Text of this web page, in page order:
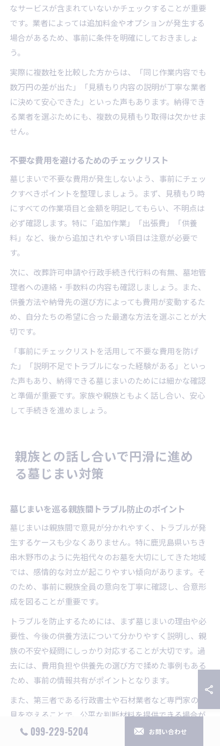
なサービスが含まれていないかチェックすることが重要
です。業者によっては追加料金やオプションが発生する
場合があるため、事前に条件を明確にしておきましょ
う。
実際に複数社を比較した方からは、「同じ作業内容でも
数万円の差が出た」「見積もり内容の説明が丁寧な業者
に決めて安心できた」といった声もあります。納得でき
る業者を選ぶためにも、複数の見積もり取得は欠かせま
せん。
不要な費用を避けるためのチェックリスト
墓じまいで不要な費用が発生しないよう、事前にチェッ
クすべきポイントを整理しましょう。まず、見積もり時
にすべての作業項目と金額を明記してもらい、不明点は
必ず確認します。特に「追加作業」「出張費」「供養
料」など、後から追加されやすい項目は注意が必要で
す。
次に、改葬許可申請や行政手続き代行料の有無、墓地管
理者への連絡・手数料の内容も確認しましょう。また、
供養方法や納骨先の選び方によっても費用が変動するた
め、自分たちの希望に合った最適な方法を選ぶことが大
切です。
「事前にチェックリストを活用して不要な費用を防げ
た」「説明不足でトラブルになった経験がある」といっ
た声もあり、納得できる墓じまいのためには細かな確認
と準備が重要です。家族や親族ともよく話し合い、安心
して手続きを進めましょう。
親族との話し合いで円滑に進め
る墓じまい対策
墓じまいを巡る親族間トラブル防止のポイント
墓じまいは親族間で意見が分かれやすく、トラブルが発
生するケースも少なくありません。特に鹿児島県いちき
串木野市のように先祖代々のお墓を大切にしてきた地域
では、感情的な対立が起こりやすい傾向があります。そ
のため、事前に親族全員の意向を丁寧に確認し、合意形
成を図ることが重要です。
トラブルを防止するためには、まず墓じまいの理由や必
要性、今後の供養方法について分かりやすく説明し、親
族の不安や疑問にしっかり対応することが大切です。過
去には、費用負担や供養先の選び方で揉めた事例もある
ため、事前の情報共有がポイントとなります。
また、第三者である行政書士や石材業者など専門家の意
見を交えることで、公平な判断材料を提供できる場合が
あります。いちき串木野市でも相談窓口や補助金の利用
099-229-5204 お問い合わせ